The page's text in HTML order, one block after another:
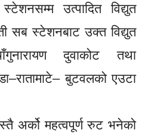
उत्पादित विद्युत
सब स्टेशनबाट उक्त विद्युत
दुवाकोट तथा
बुटवलको एउटा
अर्को महत्वपूर्ण रुट भनेको